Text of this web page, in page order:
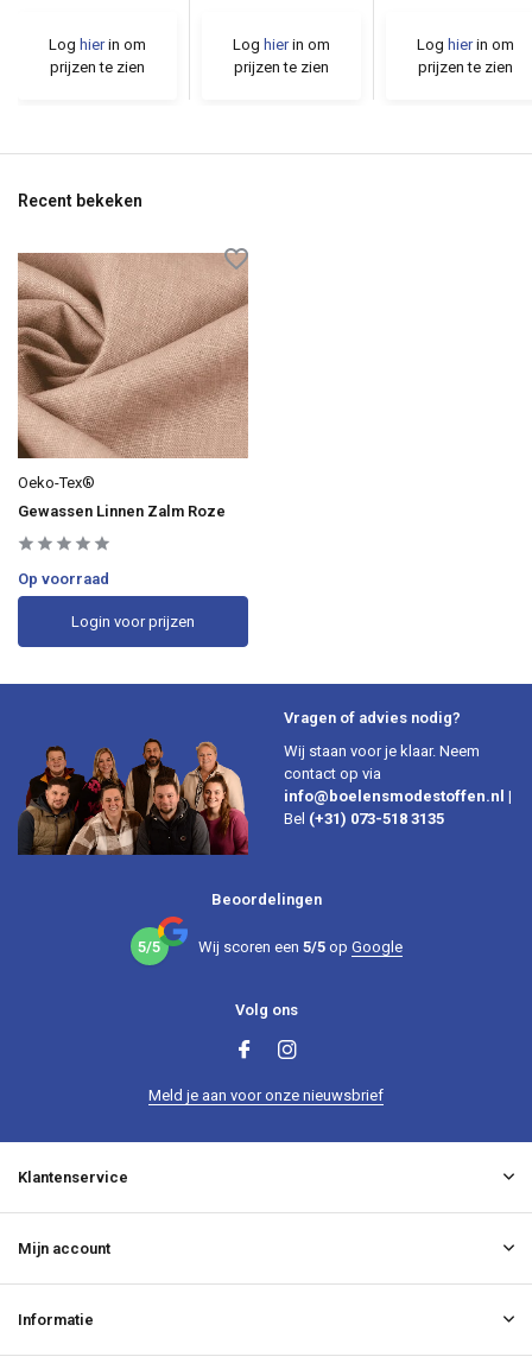
Log hierin om
prijzen te zien
Log hierin om
prijzen te zien
Log hierin om
prijzen te zien
Recent bekeken
Oeko-Tex®
Gewassen Linnen Zalm Roze
Op voorraad
Login voor prijzen
Vragen of advies nodig?
Wij staan voor je klaar. Neem
contact op via
info@boelensmodestoffen.nl |
Bel (+31) 073-518 3135
Beoordelingen
5/5 Wij scoren een 5/5op Google
Volg ons
Meld je aan voor onze nieuwsbrief
Klantenservice
Mijn account
Informatie